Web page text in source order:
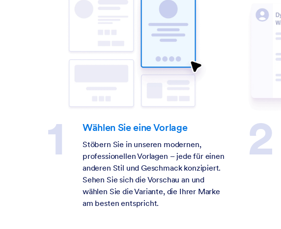
Wählen Sie eine Vorlage
Stöbern Sie in unseren modernen,
professionellen Vorlagen – jede für einen
anderen Stil und Geschmack konzipiert.
Sehen Sie sich die Vorschau an und
wählen Sie die Variante, die Ihrer Marke
am besten entspricht.